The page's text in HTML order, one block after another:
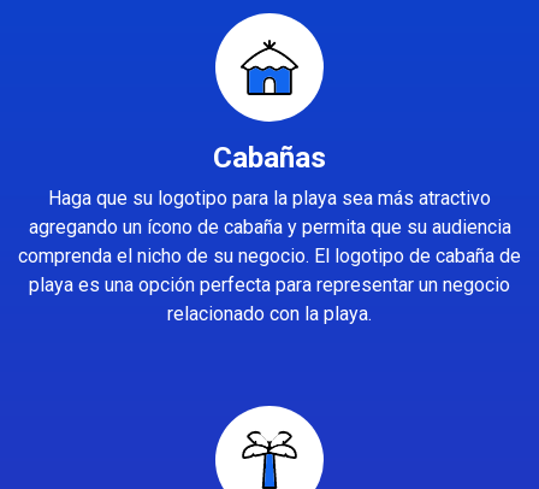
Cabañas
Haga que su logotipo para la playa sea más atractivo
agregando un ícono de cabaña y permita que su audiencia
comprenda el nicho de su negocio. El logotipo de cabaña de
playa es una opción perfecta para representar un negocio
relacionado con la playa.